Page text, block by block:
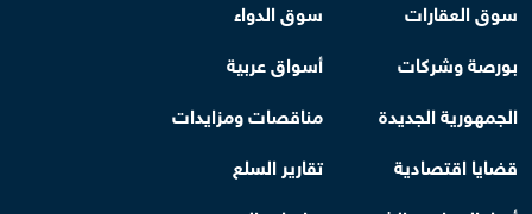
سوق العقارات
سوق الدواء
بورصة وشركات
أسواق عربية
الجمهورية الجديدة
مناقصات ومزايدات
قضايا اقتصادية
تقارير السلع